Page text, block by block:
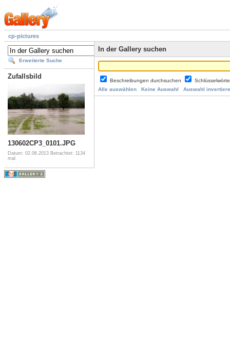
cp-pictures
Erweiterte Suche
Zufallsbild
130602CP3_0101.JPG
Datum: 02.06.2013 Betrachtet: 1134
mal
In der Gallery suchen
Beschreibungen durchsuchen
Alle auswählen
Keine Auswahl Auswahl